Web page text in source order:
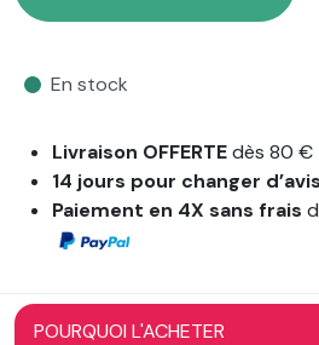
En stock
Livraison OFFERTEdès 80 €
14 jours pour changer d’avis
Paiement en 4X sans frais
POURQUOI L'ACHETER